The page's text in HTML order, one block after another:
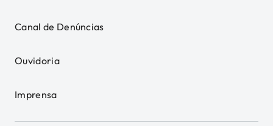
Canal de Denúncias
Ouvidoria
Imprensa